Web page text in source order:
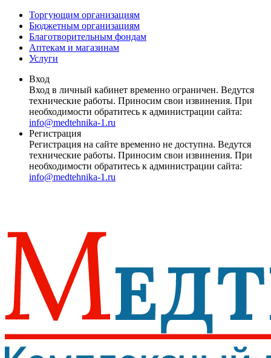
Торгующим организациям
Бюджетным организациям
Благотворительным фондам
Аптекам и магазинам
Услуги
Вход
Вход в личный кабинет временно ограничен. Ведутся
технические работы. Приносим свои извинения. При
необходимости обратитесь к администрации сайта:
info@medtehnika-1.ru
Регистрация
Регистрация на сайте временно не доступна. Ведутся
технические работы. Приносим свои извинения. При
необходимости обратитесь к администрации сайта:
info@medtehnika-1.ru